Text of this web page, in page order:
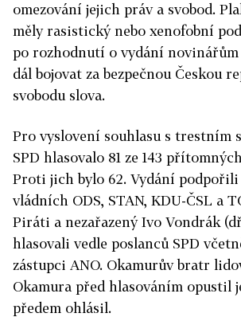
omezování jejich práv a svobod.
měly rasistický nebo xenofobní
po rozhodnutí o vydání novinářům
dál bojovat za bezpečnou Českou
svobodu slova.
Pro vyslovení souhlasu s trestním
SPD hlasovalo 81 ze 143
Proti jich bylo 62. Vydání podpořili
vládních ODS, STAN, KDU-ČSL a
Piráti a nezařazený Ivo Vondrák
hlasovali vedle poslanců SPD
zástupci ANO. Okamurův bratr
Okamura před hlasováním opustil
předem ohlásil.